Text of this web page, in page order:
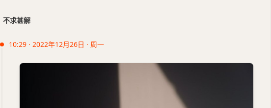
不求甚解
10:29 · 2022年12月26日 · 周一